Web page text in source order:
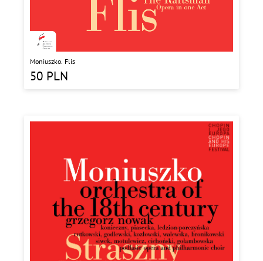
Moniuszko. Flis
50 PLN